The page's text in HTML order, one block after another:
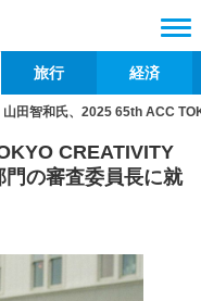
旅行 経済
山田智和氏、2025 65th ACC
CREATIVITY
の審査委員長に就